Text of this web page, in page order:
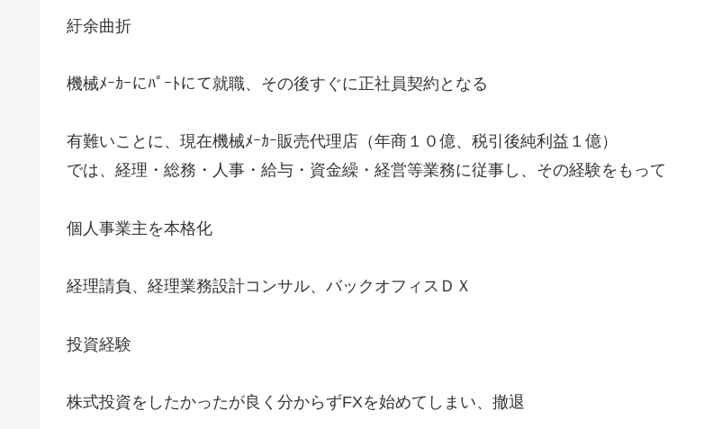
紆余曲折
機械ﾒｰｶｰにﾊﾟｰﾄにて就職、その後すぐに正社員契約となる
有難いことに、現在機械ﾒｰｶｰ販売代理店（年商１０億、税引後純利益１億）
では、経理・総務・人事・給与・資金繰・経営等業務に従事し、その経験をもって
個人事業主を本格化
経理請負、経理業務設計コンサル、バックオフィスＤＸ
投資経験
株式投資をしたかったが良く分からずFXを始めてしまい、撤退